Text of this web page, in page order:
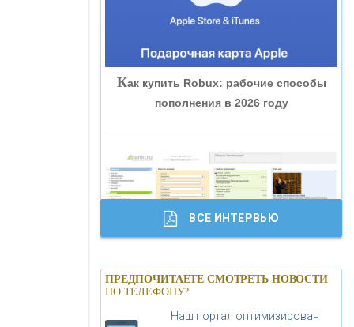
«БАНК ГЛОБЭКС»
«ТРАСТ»
«ГАЗПРОМБАНК»
«МОСКОВСКИЙ КРЕДИТНЫЙ
БАНК»
Как купить Robux: рабочие способы
пополнения в 2026 году
Банки.ру обновил логотип впервые за
19 лет - «Лента новостей»
ВСЕ ИНТЕРВЬЮ
ПРЕДПОЧИТАЕТЕ СМОТРЕТЬ НОВОСТИ
ПО ТЕЛЕФОНУ?
Наш портал оптимизирован